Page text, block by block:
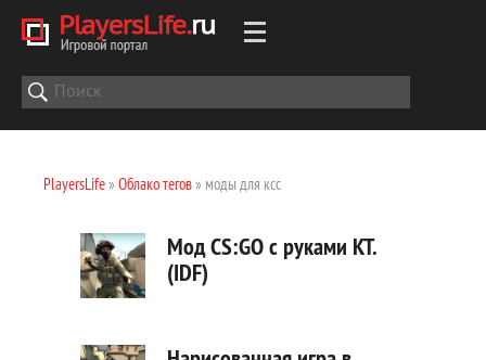
PlayersLife» Облако тегов» моды для ксс
Мод CS:GO с руками КТ.
(IDF)